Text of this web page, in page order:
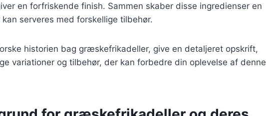
en forfriskende finish. Sammen skaber disse ingredienser en
serveres med forskellige tilbehør.
historien bag græskefrikadeller, give en detaljeret opskrift,
variationer og tilbehør, der kan forbedre din oplevelse af denne